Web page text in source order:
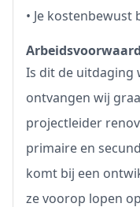
• Je kostenbewust
Is dit de uitdaging
ontvangen wij
projectleider
primaire en
komt bij een
ze voorop lopen